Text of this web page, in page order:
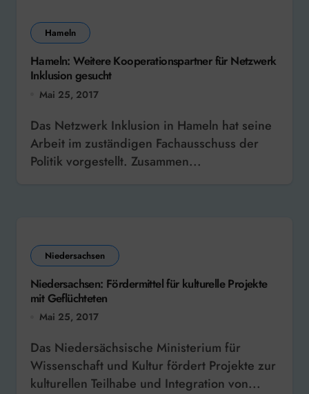
Hameln
Hameln: Weitere Kooperationspartner für Netzwerk
Inklusion gesucht
Mai 25, 2017
Das Netzwerk Inklusion in Hameln hat seine
Arbeit im zuständigen Fachausschuss der
Politik vorgestellt. Zusammen...
Niedersachsen
Niedersachsen: Fördermittel für kulturelle Projekte
mit Geflüchteten
Mai 25, 2017
Das Niedersächsische Ministerium für
Wissenschaft und Kultur fördert Projekte zur
kulturellen Teilhabe und Integration von...